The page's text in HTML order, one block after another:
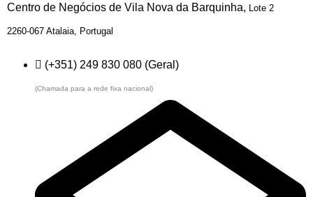
Centro de Negócios de Vila Nova da Barquinha, Lote 2
2260-067 Atalaia, Portugal
(+351) 249 830 080 (Geral)
(Chamada para a rede fixa nacional)